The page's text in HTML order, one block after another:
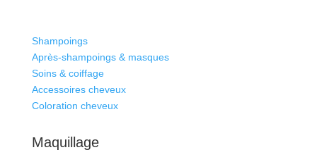
Shampoings
Après-shampoings & masques
Soins & coiffage
Accessoires cheveux
Coloration cheveux
Maquillage